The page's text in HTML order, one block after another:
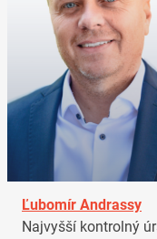
Ľubomír Andrassy
Najvyšší kontrolný